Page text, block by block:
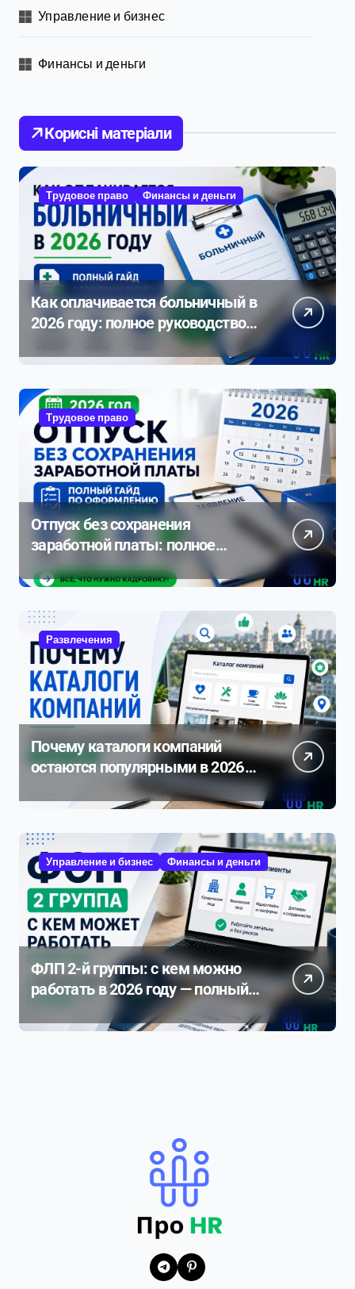
Управление и бизнес
Финансы и деньги
Корисні матеріали
Трудовое право Финансы и деньги
Как оплачивается больничный в
2026 году: полное руководство с
Трудовое право
Отпуск без сохранения
заработной платы: полное
руководство по оформлению и
нюансам 2026
Развлечения
Почему каталоги компаний
остаются популярными в 2026
Управление и бизнес Финансы и деньги
ФЛП 2-й группы: с кем можно
работать в 2026 году — полный
разбор ограничений и рисков